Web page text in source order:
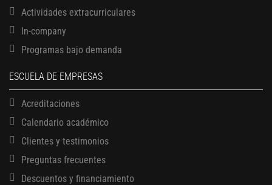
Actividades extracurriculares
In-company
Programas bajo demanda
ESCUELA DE EMPRESAS
Acreditaciones
Calendario académico
Clientes y testimonios
Preguntas frecuentes
Descuentos y financiamiento